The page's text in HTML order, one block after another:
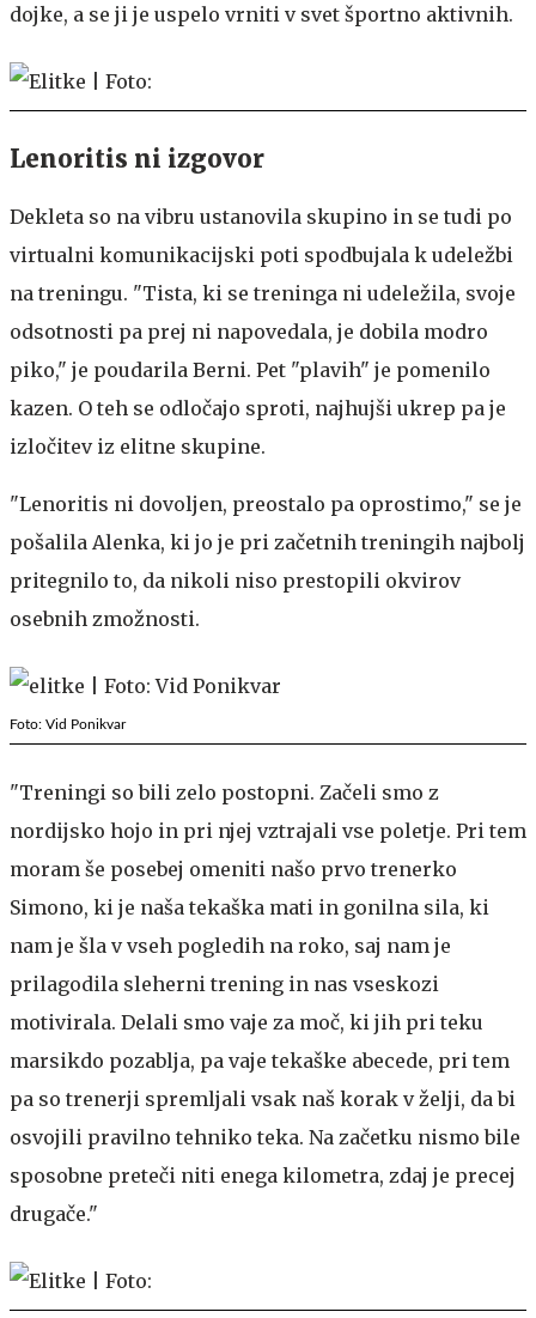
dojke, a se ji je uspelo vrniti v svet športno aktivnih.
Lenoritis ni izgovor
Dekleta so na vibru ustanovila skupino in se tudi po
virtualni komunikacijski poti spodbujala k udeležbi
na treningu. "Tista, ki se treninga ni udeležila, svoje
odsotnosti pa prej ni napovedala, je dobila modro
piko," je poudarila Berni. Pet "plavih" je pomenilo
kazen. O teh se odločajo sproti, najhujši ukrep pa je
izločitev iz elitne skupine.
"Lenoritis ni dovoljen, preostalo pa oprostimo," se je
pošalila Alenka, ki jo je pri začetnih treningih najbolj
pritegnilo to, da nikoli niso prestopili okvirov
osebnih zmožnosti.
Foto: Vid Ponikvar
"Treningi so bili zelo postopni. Začeli smo z
nordijsko hojo in pri njej vztrajali vse poletje. Pri tem
moram še posebej omeniti našo prvo trenerko
Simono, ki je naša tekaška mati in gonilna sila, ki
nam je šla v vseh pogledih na roko, saj nam je
prilagodila sleherni trening in nas vseskozi
motivirala. Delali smo vaje za moč, ki jih pri teku
marsikdo pozablja, pa vaje tekaške abecede, pri tem
pa so trenerji spremljali vsak naš korak v želji, da bi
osvojili pravilno tehniko teka. Na začetku nismo bile
sposobne preteči niti enega kilometra, zdaj je precej
drugače."